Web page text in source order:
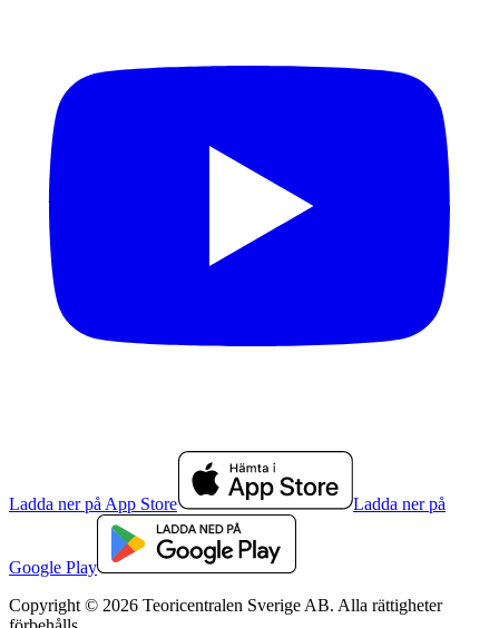
Ladda ner på App Store Ladda ner på
Google Play
Copyright © 2026 Teoricentralen Sverige AB. Alla rättigheter